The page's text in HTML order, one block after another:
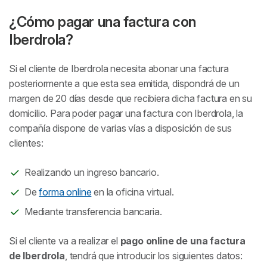
¿Cómo pagar una factura con
Iberdrola?
Si el cliente de Iberdrola necesita abonar una factura
posteriormente a que esta sea emitida, dispondrá de un
margen de 20 días desde que recibiera dicha factura en su
domicilio. Para poder pagar una factura con Iberdrola, la
compañía dispone de varias vías a disposición de sus
clientes:
Realizando un ingreso bancario.
Deforma onlineen la oficina virtual.
Mediante transferencia bancaria.
Si el cliente va a realizar el pago online de una factura
de Iberdrola, tendrá que introducir los siguientes datos: